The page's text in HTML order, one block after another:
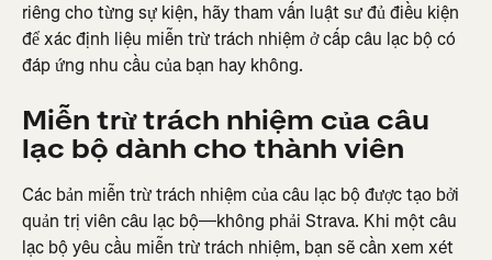
riêng cho từng sự kiện, hãy tham vấn luật sư đủ điều kiện
để xác định liệu miễn trừ trách nhiệm ở cấp câu lạc bộ có
đáp ứng nhu cầu của bạn hay không.
Miễn trừ trách nhiệm của câu
lạc bộ dành cho thành viên
Các bản miễn trừ trách nhiệm của câu lạc bộ được tạo bởi
quản trị viên câu lạc bộ—không phải Strava. Khi một câu
lạc bộ yêu cầu miễn trừ trách nhiệm, bạn sẽ cần xem xét